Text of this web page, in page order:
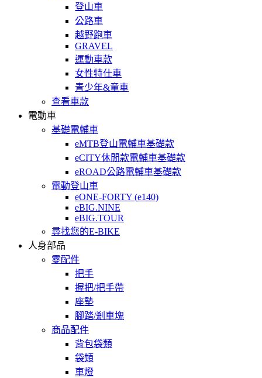
登山車
公路車
越野跑車
GRAVEL
運動車款
女性特仕車
青少年&童車
查看車款
電動車
基礎電輔車
eMTB登山電輔車基礎款
eCITY休閒款電輔車基礎款
eROAD公路電輔車基礎款
電動登山車
eONE-FORTY (e140)
eBIG.NINE
eBIG.TOUR
尋找您的E-BIKE
人身部品
零配件
把手
握把/把手帶
座墊
腳踏/剎車塊
商品配件
背包袋類
袋類
車燈